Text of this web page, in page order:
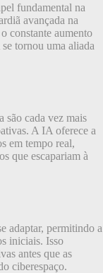
fundamental na
avançada na
constante aumento
tornou uma aliada
são cada vez mais
A IA oferece a
em tempo real,
que escapariam à
adaptar, permitindo a
iniciais. Isso
antes que as
ciberespaço.